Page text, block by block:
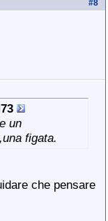
#8
un
figata.
che pensare